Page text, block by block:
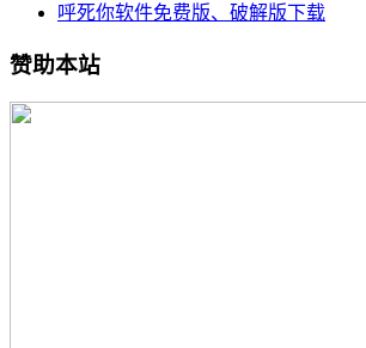
呼死你软件免费版、破解版下载
赞助本站